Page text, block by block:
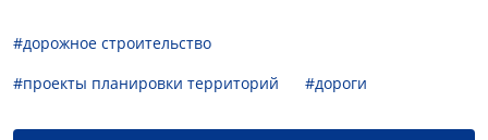
#дорожное строительство
#проекты планировки территорий
#дороги